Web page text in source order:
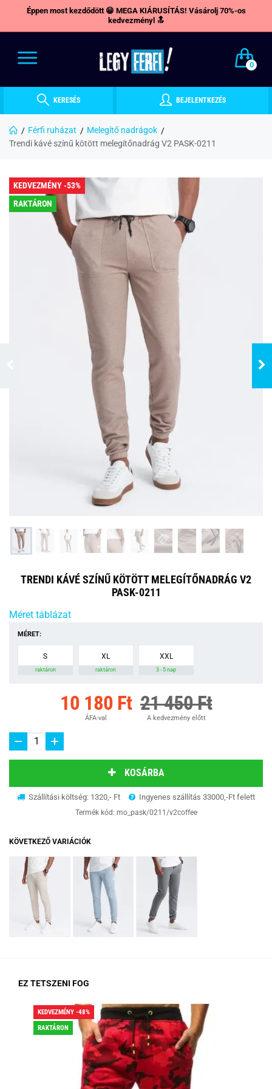
Éppen most kezdődött 😁 MEGA KIÁRUSÍTÁS! Vásárolj 70%-os
kedvezményl 🔝
0
KERESÉS BEJELENTKEZÉS
Férfi ruházat
Melegítő nadrágok
Trendi kávé színű kötött melegítőnadrág V2 PASK-0211
KEDVEZMÉNY -53%
RAKTÁRON
TRENDI KÁVÉ SZÍNŰ KÖTÖTT MELEGÍTŐNADRÁG V2
PASK-0211
Méret táblázat
MÉRET:
S
raktáron
XL
raktáron
XXL
3 - 5 nap
10 180 Ft
ÁFA-val
21 450 Ft
A kedvezmény előtt
KOSÁRBA
Szállítási költség: 1320,- Ft Ingyenes szállítás 33000,-Ft felett
Termék kód: mo_pask/0211/v2coffee
KÖVETKEZŐ VARIÁCIÓK
EZ TETSZENI FOG
KEDVEZMÉNY -48%
RAKTÁRON